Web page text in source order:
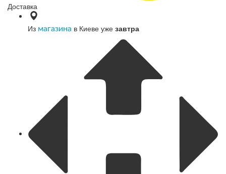
Доставка
Из магазина в Киеве уже завтра